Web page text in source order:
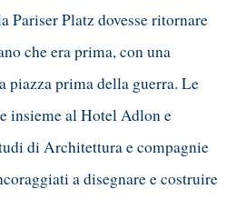
Pariser Platz dovesse ritornare
che era prima, con una
piazza prima della guerra. Le
insieme al Hotel Adlon e
di Architettura e compagnie
a disegnare e costruire